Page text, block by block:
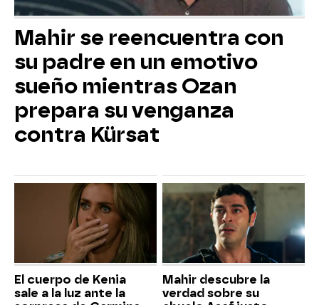
Mahir se reencuentra con
su padre en un emotivo
sueño mientras Ozan
prepara su venganza
contra Kürsat
El cuerpo de Kenia
sale a la luz ante la
Mahir descubre la
verdad sobre su